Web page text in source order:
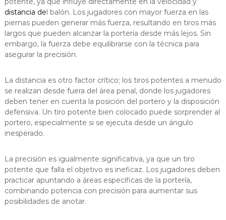
distancia del balón. Los jugadores con mayor fuerza en las
piernas pueden generar más fuerza, resultando en tiros más
largos que pueden alcanzar la portería desde más lejos. Sin
embargo, la fuerza debe equilibrarse con la técnica para
asegurar la precisión.
La distancia es otro factor crítico; los tiros potentes a menudo
se realizan desde fuera del área penal, donde los jugadores
deben tener en cuenta la posición del portero y la disposición
defensiva. Un tiro potente bien colocado puede sorprender al
portero, especialmente si se ejecuta desde un ángulo
inesperado.
La precisión es igualmente significativa, ya que un tiro
potente que falla el objetivo es ineficaz. Los jugadores deben
practicar apuntando a áreas específicas de la portería,
combinando potencia con precisión para aumentar sus
posibilidades de anotar.